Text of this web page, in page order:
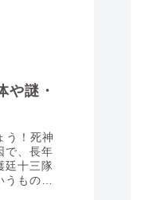
や謎・
う！死神
で、長年
廷十三隊
ものが